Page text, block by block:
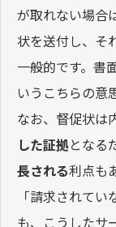
が取れない場合
状を送付し、そ
一般的です。書
いうこちらの意
なお、督促状は
した証拠となる
長される利点も
「請求されて
も、こうしたサ